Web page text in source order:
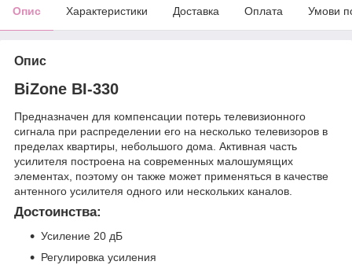
Опис Характеристики Доставка Оплата Умови
Опис
BiZone BI-330
Предназначен для компенсации потерь телевизионного
сигнала при распределении его на несколько телевизоров в
пределах квартиры, небольшого дома. Активная часть
усилителя построена на современных малошумящих
элементах, поэтому он также может применяться в качестве
антенного усилителя одного или нескольких каналов.
Достоинства:
Усиление 20 дБ
Регулировка усиления